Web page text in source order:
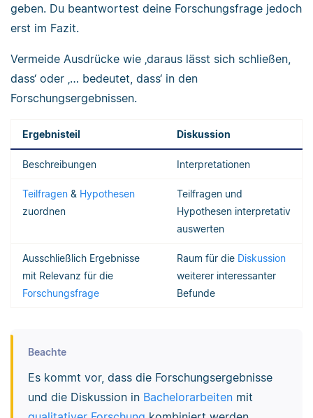
geben. Du beantwortest deine Forschungsfrage jedoch
erst im Fazit.
Vermeide Ausdrücke wie ‚daraus lässt sich schließen,
dass‘ oder ‚… bedeutet, dass‘ in den
Forschungsergebnissen.
Ergebnisteil Diskussion
Beschreibungen Interpretationen
Teilfragen & Hypothesen
zuordnen
Teilfragen und
Hypothesen interpretativ
auswerten
Ausschließlich Ergebnisse
mit Relevanz für die
Forschungsfrage
Raum für die Diskussion
weiterer interessanter
Befunde
Beachte
Es kommt vor, dass die Forschungsergebnisse
und die Diskussion in Bachelorarbeitenmit